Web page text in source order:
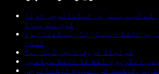
کے لیے بہترین ٹیکنالوجی ٹولز
کون سے ہیں؟
تلفظ ایپس: زبان سیکھنا ہوا
آسان
فونیٹک حروفِ تہجی کیا ہے؟
انگریزی لفظ کا تلفظ سیکھیں
ٹیکسٹ ٹو اسپیچ ٹیکنالوجی